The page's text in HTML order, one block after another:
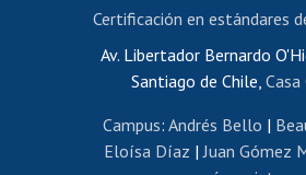
Portal de movilidad
Certificado de
Certificado de renta
Editar páginas
Av. Libertador Bernardo
Santiago de Chile,
Campus: Andrés Bello |
Eloísa Díaz |Juan Gómez
Certificación en estándares